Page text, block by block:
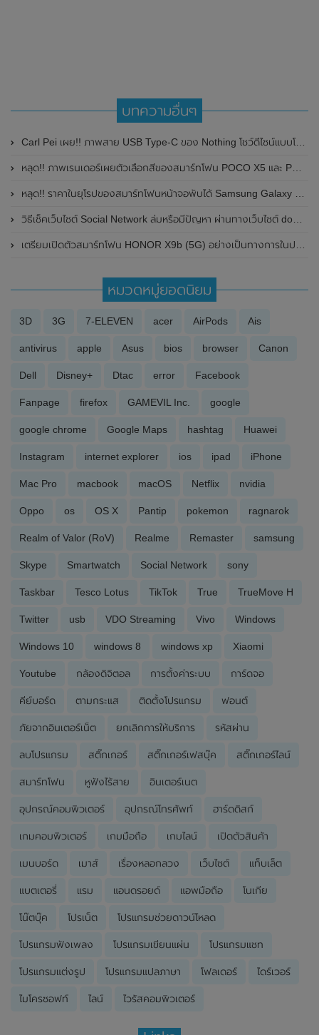
บทความอื่นๆ
Carl Pei เผย!! ภาพสาย USB Type-C ของ Nothing โชว์ดีไซน์แบบโปร่งใสก่อนเปิดตัวในวันที่ 11 กรกฎาคม 2023 นี้
หลุด!! ภาพเรนเดอร์เผยตัวเลือกสีของสมาร์ทโฟน POCO X5 และ POCOX5 Pro ก่อนเปิดตัวในเร็วๆนี้
หลุด!! ราคาในยุโรปของสมาร์ทโฟนหน้าจอพับได้ Samsung Galaxy Z Fold 5 , Samsung Galaxy Z Flip 5 พร้อมเผยรายละเอียดสเปกคุณสมบัติก่อนเปิดตัวในวันที่ 26 เดือนกรกฎาคม 2023 นี้
วิธีเช็คเว็บไซต์ Social Network ล่มหรือมีปัญหา ผ่านทางเว็บไซต์ downdetector
เตรียมเปิดตัวสมาร์ทโฟน HONOR X9b (5G) อย่างเป็นทางการในประเทศไทย วันที่ 11 มกราคม 2024 นี้
หมวดหมู่ยอดนิยม
3D 3G 7-ELEVEN acer AirPods Ais
antivirus apple Asus bios browser Canon
Dell Disney+ Dtac error Facebook
Fanpage firefox GAMEVIL Inc. google
google chrome Google Maps hashtag Huawei
Instagram internet explorer ios ipad iPhone
Mac Pro macbook macOS Netflix nvidia
Oppo os OS X Pantip pokemon ragnarok
Realm of Valor (RoV) Realme Remaster samsung
Skype Smartwatch Social Network sony
Taskbar Tesco Lotus TikTok True TrueMove H
Twitter usb VDO Streaming Vivo Windows
Windows 10 windows 8 windows xp Xiaomi
Youtube กล้องดิจิตอล การตั้งค่าระบบ การ์ดจอ
คีย์บอร์ด ตามกระแส ติดตั้งโปรแกรม ฟอนต์
ภัยจากอินเตอร์เน็ต ยกเลิกการให้บริการ รหัสผ่าน
ลบโปรแกรม สติ๊กเกอร์ สติ๊กเกอร์เฟสบุ๊ค สติ๊กเกอร์ไลน์
สมาร์ทโฟน หูฟังไร้สาย อินเตอร์เนต
อุปกรณ์คอมพิวเตอร์ อุปกรณ์โทรศัพท์ ฮาร์ดดิสก์
เกมคอมพิวเตอร์ เกมมือถือ เกมไลน์ เปิดตัวสินค้า
เมนบอร์ด เมาส์ เรื่องหลอกลวง เว็บไซต์ แท็บเล็ต
แบตเตอรี่ แรม แอนดรอยด์ แอพมือถือ โนเกีย
โน๊ตบุ๊ค โปรเน็ต โปรแกรมช่วยดาวน์โหลด
โปรแกรมฟังเพลง โปรแกรมเขียนแผ่น โปรแกรมแชท
โปรแกรมแต่งรูป โปรแกรมแปลภาษา โฟลเดอร์ ไดร์เวอร์
ไมโครซอฟท์ ไลน์ ไวรัสคอมพิวเตอร์